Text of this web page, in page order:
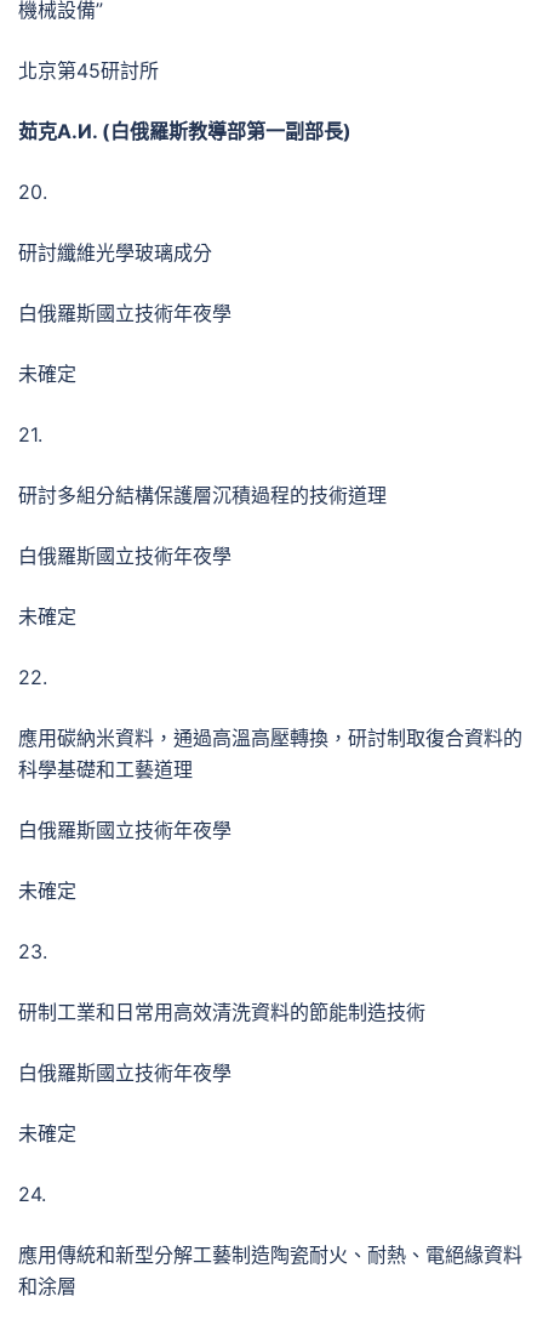
機械設備”
北京第45研討所
茹克А.И. (白俄羅斯教導部第一副部長)
20.
研討纖維光學玻璃成分
白俄羅斯國立技術年夜學
未確定
21.
研討多組分結構保護層沉積過程的技術道理
白俄羅斯國立技術年夜學
未確定
22.
應用碳納米資料，通過高溫高壓轉換，研討制取復合資料的
科學基礎和工藝道理
白俄羅斯國立技術年夜學
未確定
23.
研制工業和日常用高效清洗資料的節能制造技術
白俄羅斯國立技術年夜學
未確定
24.
應用傳統和新型分解工藝制造陶瓷耐火、耐熱、電絕緣資料
和涂層